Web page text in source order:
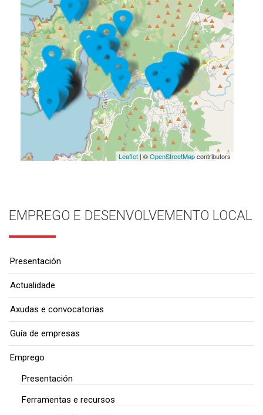
Leaflet| ©OpenStreetMapcontributors
EMPREGO E DESENVOLVEMENTO LOCAL
Presentación
Actualidade
Axudas e convocatorias
Guía de empresas
Emprego
Presentación
Ferramentas e recursos